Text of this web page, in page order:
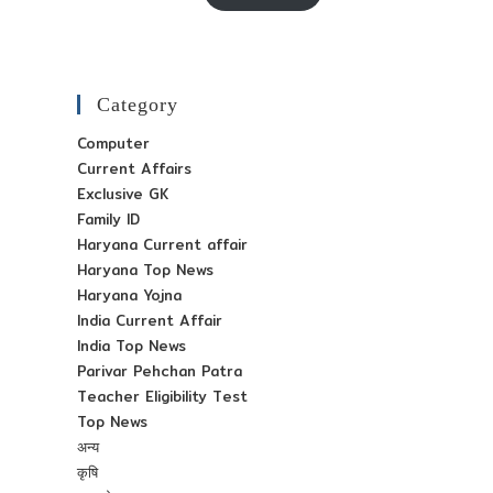
Category
Computer
Current Affairs
Exclusive GK
Family ID
Haryana Current affair
Haryana Top News
Haryana Yojna
India Current Affair
India Top News
Parivar Pehchan Patra
Teacher Eligibility Test
Top News
अन्य
कृषि